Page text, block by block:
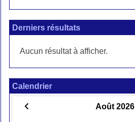
Derniers résultats
Aucun résultat à afficher.
Calendrier
Août 2026